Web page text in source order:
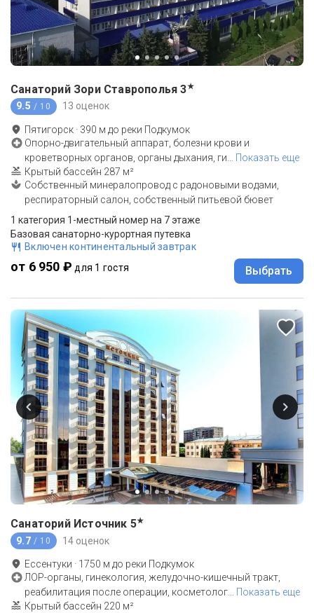
Санаторий Зори Ставрополья 3★
9.5 / 10 13 оценок
Пятигорск · 390 м до реки Подкумок
Опорно-двигательный аппарат, болезни крови и
кроветворных органов, органы дыхания, ги
Показать еще
Крытый бассейн 287 м²
Собственный минералопровод с радоновыми водами,
респираторный салон, собственный питьевой бювет
1 категория 1-местный номер на 7 этаже
Базовая санаторно-курортная путевка
Включен континентальный завтрак
от 6 950 ₽ для 1 гостя Выбрать
Санаторий Источник 5★
9.7 / 10 14 оценок
Ессентуки · 1750 м до реки Подкумок
ЛОР-органы, гинекология, желудочно-кишечный тракт,
реабилитация после операции, косметолог… Показать еще
Крытый бассейн 220 м²